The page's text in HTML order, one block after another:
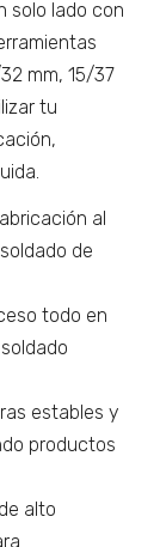
solo lado con
mm, 15/37
tu
al
de
todo en
estables y
productos
alto